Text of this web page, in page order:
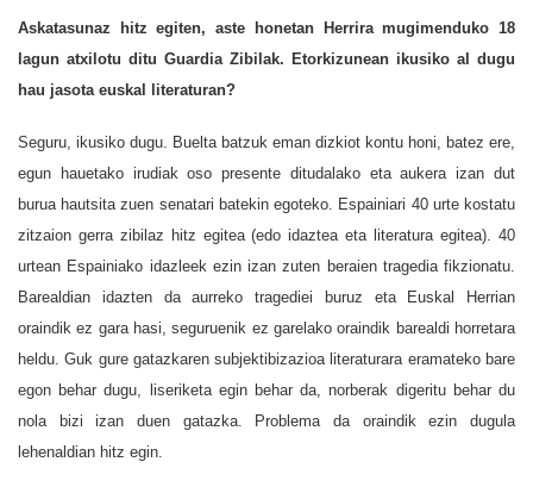
Askatasunaz hitz egiten, aste honetan Herrira mugimenduko 18
lagun atxilotu ditu Guardia Zibilak. Etorkizunean ikusiko al dugu
hau jasota euskal literaturan?
Seguru, ikusiko dugu. Buelta batzuk eman dizkiot kontu honi, batez ere,
egun hauetako irudiak oso presente ditudalako eta aukera izan dut
burua hautsita zuen senatari batekin egoteko. Espainiari 40 urte kostatu
zitzaion gerra zibilaz hitz egitea (edo idaztea eta literatura egitea). 40
urtean Espainiako idazleek ezin izan zuten beraien tragedia fikzionatu.
Barealdian idazten da aurreko tragediei buruz eta Euskal Herrian
oraindik ez gara hasi, seguruenik ez garelako oraindik barealdi horretara
heldu. Guk gure gatazkaren subjektibizazioa literaturara eramateko bare
egon behar dugu, liseriketa egin behar da, norberak digeritu behar du
nola bizi izan duen gatazka. Problema da oraindik ezin dugula
lehenaldian hitz egin.